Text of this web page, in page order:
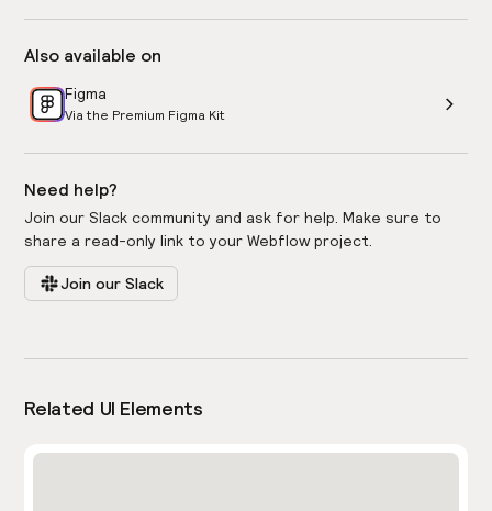
Also available on
Figma
Via the Premium Figma Kit
Need help?
Join our Slack community and ask for help. Make sure to
share a read-only link to your Webflow project.
Join our Slack
Related UI Elements